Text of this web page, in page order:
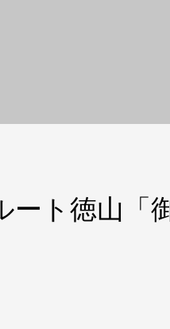
ート徳山「